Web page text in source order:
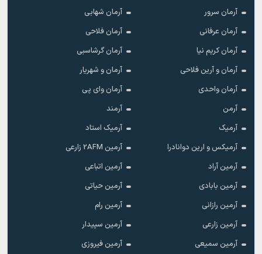
آرمان سرور
آرمان شهابی
آرمان عرفانی
آرمان فلاحی
آرمان کریم نیا
آرمان گرشاسبی
آرمان و آرین فلاحی
آرمان و شهریار
آرمان واحدی
آرمان وای پی
آرمن
آرمند
آرمیک
آرمیک استاد
آرمیکس و ارین دوانادرا
آرمین 2AFM زارعی
آرمین آراد
آرمین اتباعی
آرمین بابادی
آرمین حیاتی
آرمین رازانی
آرمین رام
آرمین زارعی
آرمین سپیدار
آرمین سمیعی
آرمین فیروزی